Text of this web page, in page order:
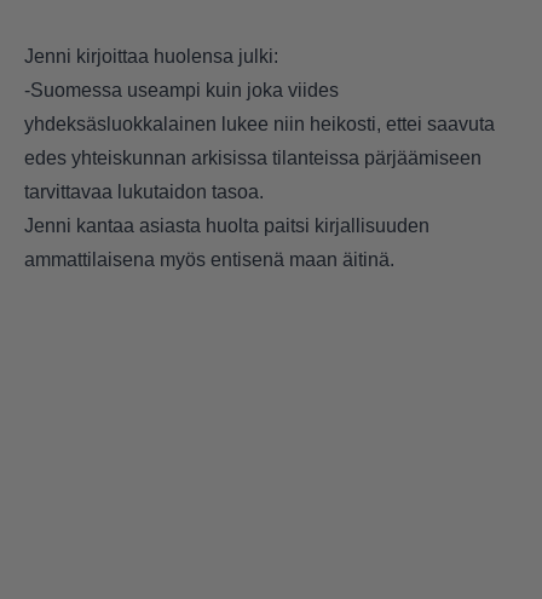
Jenni kirjoittaa huolensa julki:
-Suomessa useampi kuin joka viides
yhdeksäsluokkalainen lukee niin heikosti, ettei saavuta
edes yhteiskunnan arkisissa tilanteissa pärjäämiseen
tarvittavaa lukutaidon tasoa.
Jenni kantaa asiasta huolta paitsi kirjallisuuden
ammattilaisena myös entisenä maan äitinä.